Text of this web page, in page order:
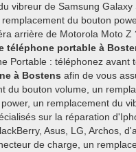
vibreur de Samsung
du bouton
arrière de Motorola Moto
téléphone portable à
Portable : téléphonez avant
à Bostens afin de vous
du bouton volume, un
un remplacement du
sur la réparation
Asus, LG, Archos,
de charge, un